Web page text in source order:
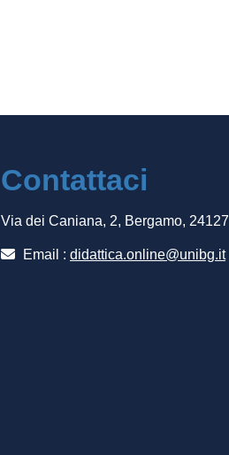
Contattaci
Via dei Caniana, 2, Bergamo, 24127
Email : didattica.online@unibg.it